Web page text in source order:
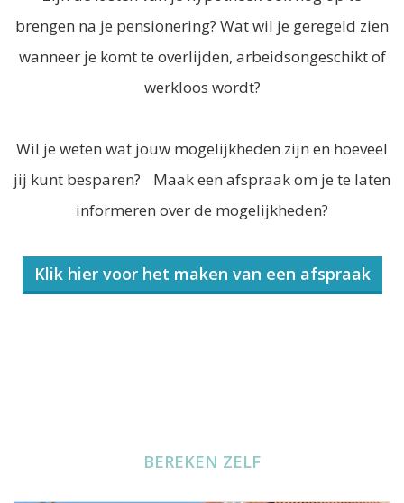
brengen na je pensionering? Wat wil je geregeld zien
wanneer je komt te overlijden, arbeidsongeschikt of
werkloos wordt?
Wil je weten wat jouw mogelijkheden zijn en hoeveel
jij kunt besparen? Maak een afspraak om je te laten
informeren over de mogelijkheden?
Klik hier voor het maken van een afspraak
BEREKEN ZELF